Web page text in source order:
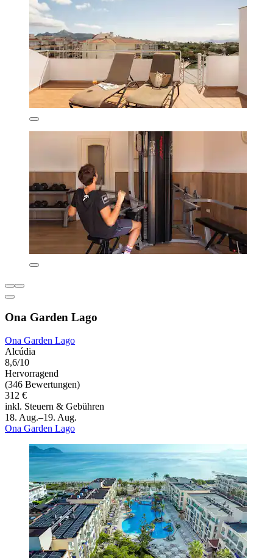
Ona Garden Lago
Ona Garden Lago
Alcúdia
8,6/10
Hervorragend
(346 Bewertungen)
312 €
inkl. Steuern & Gebühren
18. Aug.–19. Aug.
Ona Garden Lago